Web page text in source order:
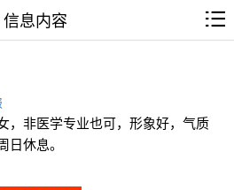
信息内容
，非医学专业也可，形象好，气质
休息。